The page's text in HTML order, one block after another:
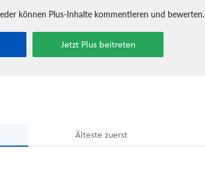
können Plus-Inhalte kommentieren und bewerten.
Jetzt Plus beitreten
Ältestezuerst